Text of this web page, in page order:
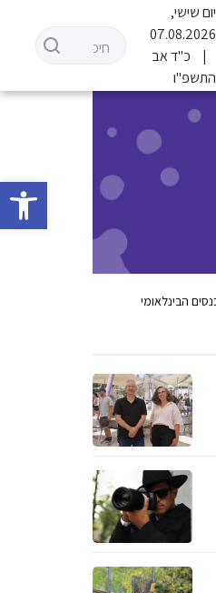
פתח
יום שישי,
07.08.2026
כ"ד אב
התשפ"ו